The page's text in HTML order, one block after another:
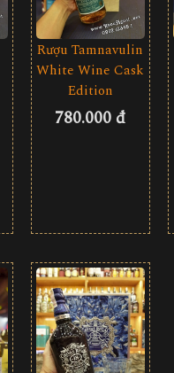
Rượu Tamnavulin
White Wine Cask
Edition
780.000 đ